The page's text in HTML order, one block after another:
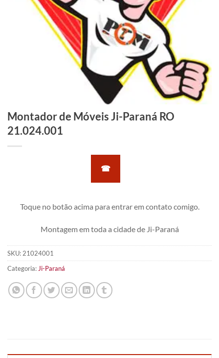
Montador de Móveis Ji-Paraná RO
21.024.001
☎
Toque no botão acima para entrar em contato comigo.
Montagem em toda a cidade de Ji-Paraná
SKU: 21024001
Categoria: Ji-Paraná